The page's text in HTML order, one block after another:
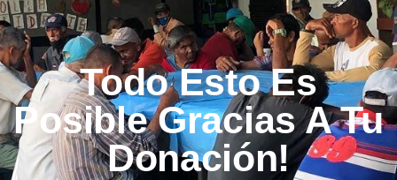
Todo Esto Es
Posible Gracias A Tu
Donación!